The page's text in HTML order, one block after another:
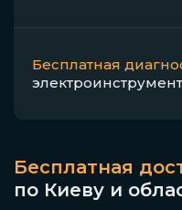
Бесплатная
Бесплатная
по Киеву и